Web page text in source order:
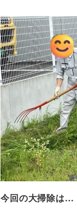
今回の大掃除は…